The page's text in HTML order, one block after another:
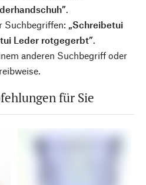
.
Suchbegriffen: „Schreibetui
Leder rotgegerbt”.
anderen Suchbegriff oder
für Sie